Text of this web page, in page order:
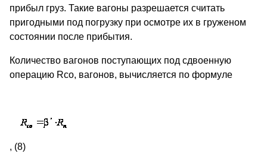
прибыл груз. Такие вагоны разрешается считать
пригодными под погрузку при осмотре их в груженом
состоянии после прибытия.
Количество вагонов поступающих под сдвоенную
операцию Rсо, вагонов, вычисляется по формуле
, (8)